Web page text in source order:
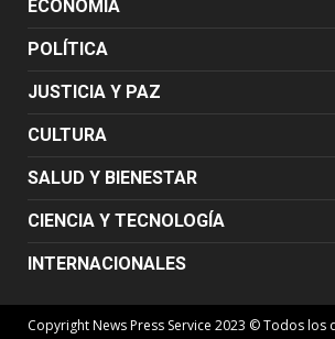
ECONOMÍA
POLÍTICA
JUSTICIA Y PAZ
CULTURA
SALUD Y BIENESTAR
CIENCIA Y TECNOLOGÍA
INTERNACIONALES
Copyright News Press Service 2023 © Todos los